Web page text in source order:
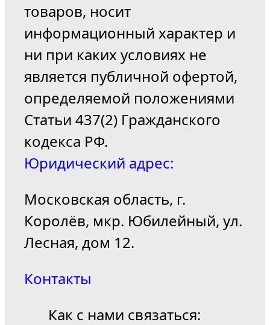
товаров, носит
информационный характер и
ни при каких условиях не
является публичной офертой,
определяемой положениями
Статьи 437(2) Гражданского
кодекса РФ.
Юридический адрес:
Московская область, г.
Королёв, мкр. Юбилейный, ул.
Лесная, дом 12.
Контакты
Как с нами связаться: